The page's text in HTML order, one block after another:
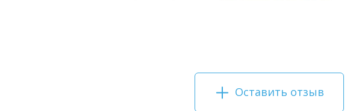
Оставить отзыв